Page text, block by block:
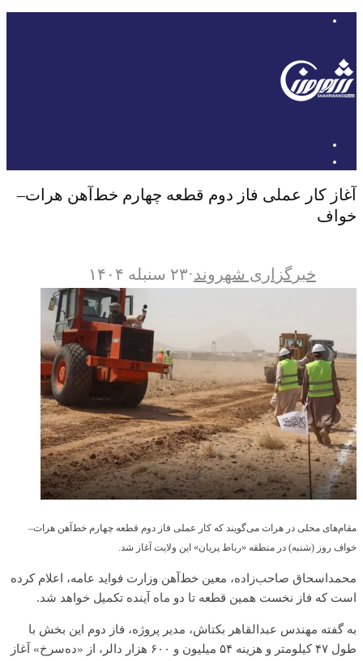
آغاز کار عملی فاز دوم قطعه چهارم خط‌آهن هرات–
خواف
خبرگزاری شهروند·۲۳ سنبله ۱۴۰۴
مقام‌های محلی در هرات می‌گویند که کار عملی فاز دوم قطعه چهارم خط‌آهن هرات–
خواف روز (شنبه) در منطقه «رباط پریان» این ولایت آغاز شد.
محمداسحاق صاحب‌زاده، معین خط‌آهن وزارت فواید عامه، اعلام کرده
است که فاز نخست همین قطعه تا دو ماه آینده تکمیل خواهد شد.
به گفته مهندس عبدالقاهر بکتاش، مدیر پروژه، فاز دوم این بخش با
طول ۴۷ کیلومتر و هزینه ۵۴ میلیون و ۶۰۰ هزار دالر، از «ده‌سرخ» آغاز